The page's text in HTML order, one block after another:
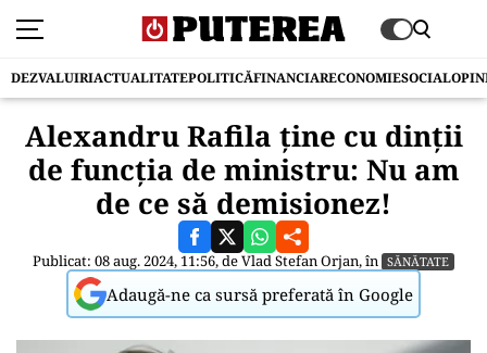
DEZVALUIRIACTUALITATEPOLITICĂFINANCIARECONOMIESOCIAL
Alexandru Rafila ține cu dinții
de funcția de ministru: Nu am
de ce să demisionez!
Publicat: 08 aug. 2024, 11:56, deVlad Stefan Orjan, în SĂNĂTATE
Adaugă-ne ca sursă preferată în Google